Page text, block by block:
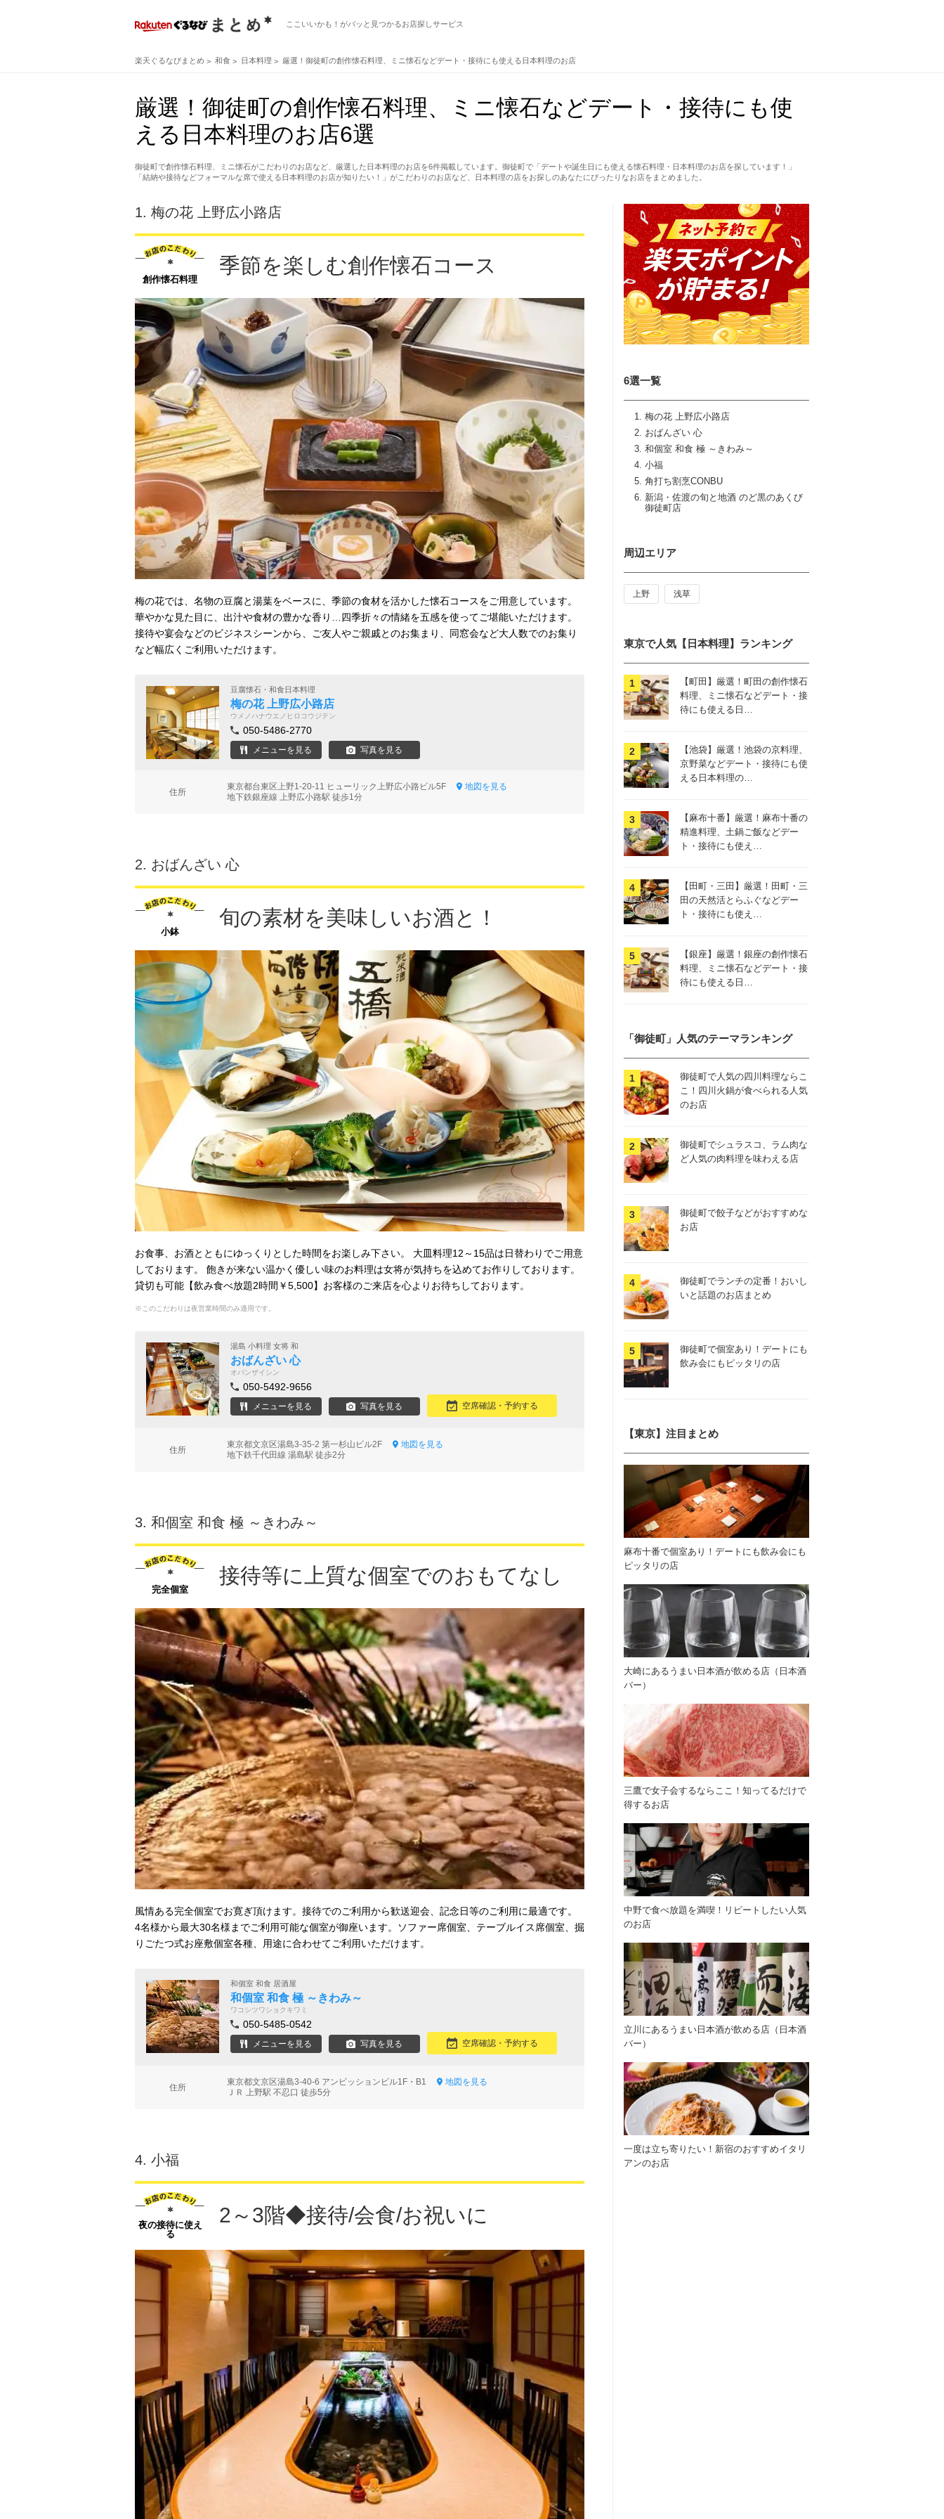
ここいいかも！がパッと見つかるお店探しサービス
楽天ぐるなびまとめ 和食 日本料理 厳選！御徒町の創作懐石料理、ミニ懐石などデート・接待にも使える日本料理のお店
厳選！御徒町の創作懐石料理、ミニ懐石などデート・接待にも使
える日本料理のお店6選
御徒町で創作懐石料理、ミニ懐石がこだわりのお店など、厳選した日本料理のお店を6件掲載しています。御徒町で「デートや誕生日にも使える懐石料理・日本料理のお店を探しています！」
「結納や接待などフォーマルな席で使える日本料理のお店が知りたい！」がこだわりのお店など、日本料理の店をお探しのあなたにぴったりなお店をまとめました。
6選一覧
梅の花 上野広小路店
おばんざい 心
和個室 和食 極 ～きわみ～
小福
角打ち割烹CONBU
新潟・佐渡の旬と地酒 のど黒のあくび
御徒町店
1. 梅の花 上野広小路店
創作懐石料理
季節を楽しむ創作懐石コース
梅の花では、名物の豆腐と湯葉をベースに、季節の食材を活かした懐石コースをご用意しています。
華やかな見た目に、出汁や食材の豊かな香り…四季折々の情緒を五感を使ってご堪能いただけます。
接待や宴会などのビジネスシーンから、ご友人やご親戚とのお集まり、同窓会など大人数でのお集り
など幅広くご利用いただけます。
豆腐懐石・和食日本料理
梅の花 上野広小路店
ウメノハナウエノヒロコウジテン
050-5486-2770
メニューを見る 写真を見る
住所
東京都台東区上野1-20-11 ヒューリック上野広小路ビル5F
地図を見る
地下鉄銀座線 上野広小路駅 徒歩1分
2. おばんざい 心
小鉢
旬の素材を美味しいお酒と！
お食事、お酒とともにゆっくりとした時間をお楽しみ下さい。 大皿料理12～15品は日替わりでご用意
しております。 飽きが来ない温かく優しい味のお料理は女将が気持ちを込めてお作りしております。
貸切も可能【飲み食べ放題2時間￥5,500】お客様のご来店を心よりお待ちしております。
※このこだわりは夜営業時間のみ適用です。
湯島 小料理 女将 和
おばんざい 心
オバンザイシン
050-5492-9656
メニューを見る 写真を見る 空席確認・予約する
住所
東京都文京区湯島3-35-2 第一杉山ビル2F
地図を見る
地下鉄千代田線 湯島駅 徒歩2分
3. 和個室 和食 極 ～きわみ～
完全個室
接待等に上質な個室でのおもてなし
風情ある完全個室でお寛ぎ頂けます。接待でのご利用から歓送迎会、記念日等のご利用に最適です。
4名様から最大30名様までご利用可能な個室が御座います。ソファー席個室、テーブルイス席個室、掘
りごたつ式お座敷個室各種、用途に合わせてご利用いただけます。
和個室 和食 居酒屋
和個室 和食 極 ～きわみ～
ワコシツワショクキワミ
050-5485-0542
メニューを見る 写真を見る 空席確認・予約する
住所
東京都文京区湯島3-40-6 アンビッションビル1F・B1
地図を見る
ＪＲ 上野駅 不忍口 徒歩5分
4. 小福
夜の接待に使え
る
2～3階◆接待/会食/お祝いに
周辺エリア
上野 浅草
東京で人気【日本料理】ランキング
【町田】厳選！町田の創作懐石
料理、ミニ懐石などデート・接
待にも使える日…
【池袋】厳選！池袋の京料理、
京野菜などデート・接待にも使
える日本料理の…
【麻布十番】厳選！麻布十番の
精進料理、土鍋ご飯などデー
ト・接待にも使え…
【田町・三田】厳選！田町・三
田の天然活とらふぐなどデー
ト・接待にも使え…
【銀座】厳選！銀座の創作懐石
料理、ミニ懐石などデート・接
待にも使える日…
「御徒町」人気のテーマランキング
御徒町で人気の四川料理ならこ
こ！四川火鍋が食べられる人気
のお店
御徒町でシュラスコ、ラム肉な
ど人気の肉料理を味わえる店
御徒町で餃子などがおすすめな
お店
御徒町でランチの定番！おいし
いと話題のお店まとめ
御徒町で個室あり！デートにも
飲み会にもピッタリの店
【東京】注目まとめ
麻布十番で個室あり！デートにも飲み会にも
ピッタリの店
大崎にあるうまい日本酒が飲める店（日本酒
バー）
三鷹で女子会するならここ！知ってるだけで
得するお店
中野で食べ放題を満喫！リピートしたい人気
のお店
立川にあるうまい日本酒が飲める店（日本酒
バー）
一度は立ち寄りたい！新宿のおすすめイタリ
アンのお店